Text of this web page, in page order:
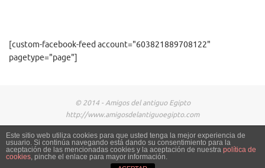
[custom-facebook-feed account="603821889708122"
pagetype="page"]
© 2014 - Amigos del antiguo Egipto
http://www.amigosdelantiguoegipto.com
Creado con
Este sitio web utiliza cookies para que usted tenga la mejor experiencia de
usuario. Si continúa navegando está dando su consentimiento para la
aceptación de las mencionadas cookies y la aceptación de nuestra política de
cookies, pinche el enlace para mayor información.